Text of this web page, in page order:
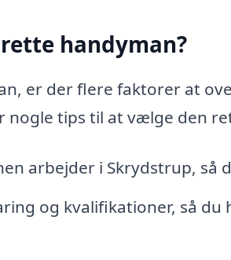
handyman?
er der flere faktorer at
nogle tips til at vælge den
arbejder i Skrydstrup, så
og kvalifikationer, så